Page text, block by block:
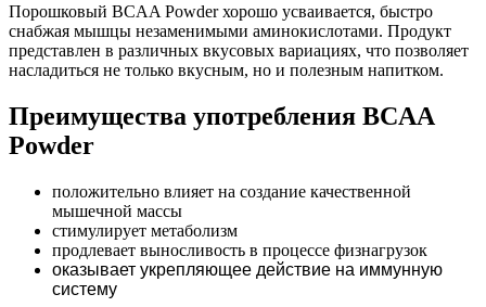
Порошковый BCAA Powder хорошо усваивается, быстро
снабжая мышцы незаменимыми аминокислотами. Продукт
представлен в различных вкусовых вариациях, что позволяет
насладиться не только вкусным, но и полезным напитком.
Преимущества употребления BCAA
Powder
положительно влияет на создание качественной
мышечной массы
стимулирует метаболизм
продлевает выносливость в процессе физнагрузок
оказывает укрепляющее действие на иммунную
систему